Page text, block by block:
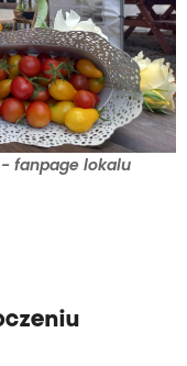
- fanpage lokalu